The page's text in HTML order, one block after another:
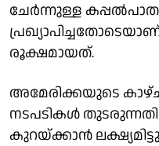
ചേർന്നുള്ള കപ്പൽപാത
രൂക്ഷമായത്.
അമേരിക്കയുടെ
നടപടികൾ
കുറയ്ക്കാൻ